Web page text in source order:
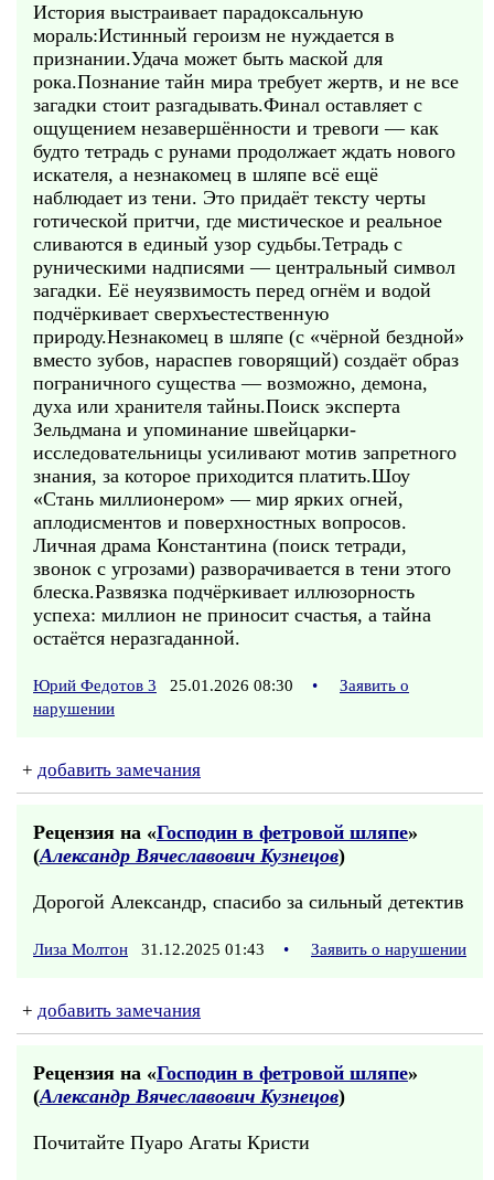
История выстраивает парадоксальную
мораль:Истинный героизм не нуждается в
признании.Удача может быть маской для
рока.Познание тайн мира требует жертв, и не все
загадки стоит разгадывать.Финал оставляет с
ощущением незавершённости и тревоги — как
будто тетрадь с рунами продолжает ждать нового
искателя, а незнакомец в шляпе всё ещё
наблюдает из тени. Это придаёт тексту черты
готической притчи, где мистическое и реальное
сливаются в единый узор судьбы.Тетрадь с
руническими надписями — центральный символ
загадки. Её неуязвимость перед огнём и водой
подчёркивает сверхъестественную
природу.Незнакомец в шляпе (с «чёрной бездной»
вместо зубов, нараспев говорящий) создаёт образ
пограничного существа — возможно, демона,
духа или хранителя тайны.Поиск эксперта
Зельдмана и упоминание швейцарки-
исследовательницы усиливают мотив запретного
знания, за которое приходится платить.Шоу
«Стань миллионером» — мир ярких огней,
аплодисментов и поверхностных вопросов.
Личная драма Константина (поиск тетради,
звонок с угрозами) разворачивается в тени этого
блеска.Развязка подчёркивает иллюзорность
успеха: миллион не приносит счастья, а тайна
остаётся неразгаданной.
Юрий Федотов 3 25.01.2026 08:30 •
Заявить о
нарушении
+ добавить замечания
Рецензия на «Господин в фетровой шляпе»
(Александр Вячеславович Кузнецов)
Дорогой Александр, спасибо за сильный детектив
Лиза Молтон 31.12.2025 01:43 • Заявить о нарушении
+ добавить замечания
Рецензия на «Господин в фетровой шляпе»
(Александр Вячеславович Кузнецов)
Почитайте Пуаро Агаты Кристи